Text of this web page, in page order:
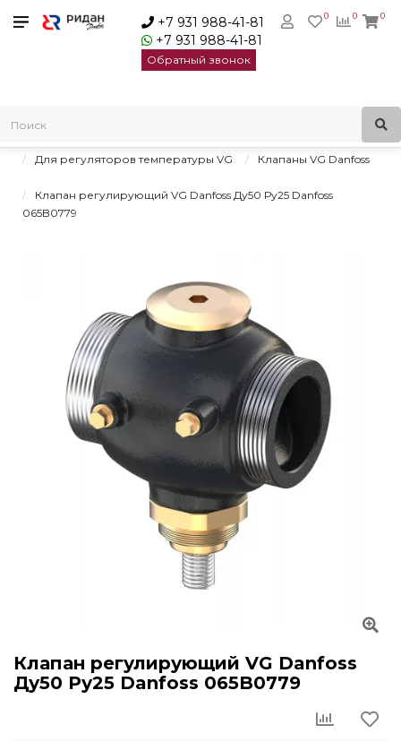
+7 931 988-41-81
+7 931 988-41-81
Обратный звонок
0
0 0
температуры
Для регуляторов температуры VG Клапаны VG Danfoss
Клапан регулирующий VG Danfoss Ду50 Ру25 Danfoss
065B0779
Клапан регулирующий VG Danfoss
Ду50 Ру25 Danfoss 065B0779